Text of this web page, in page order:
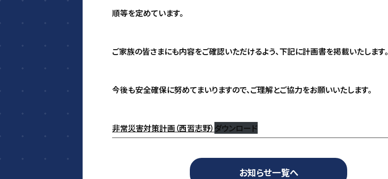
順等を定めています。
ご家族の皆さまにも内容をご確認いただけるよう、下記に計画書を掲載いたします。
今後も安全確保に努めてまいりますので、ご理解とご協力をお願いいたします。
非常災害対策計画（西習志野） ダウンロード
お知らせ一覧へ